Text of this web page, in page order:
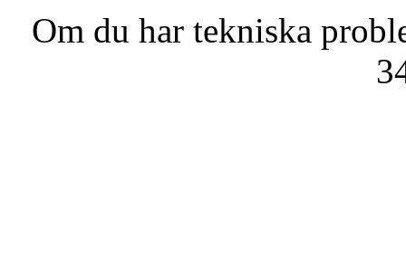
Om du har tekniska